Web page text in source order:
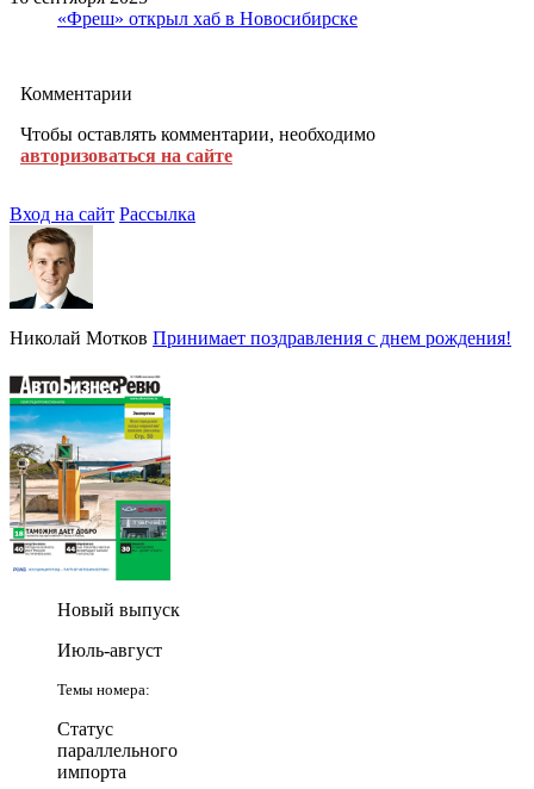
«Фреш» открыл хаб в Новосибирске
Комментарии
Чтобы оставлять комментарии, необходимо
авторизоваться на сайте
Вход на сайт Рассылка
Николай Мотков Принимает поздравления с днем рождения!
Новый выпуск
Июль-август
Темы номера:
Статус
параллельного
импорта